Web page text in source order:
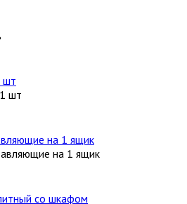
шт
на 1 ящик